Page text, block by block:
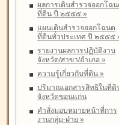
ผลการเดินสำรวจออกโฉน
ที่ดิน ปี ๒๕๕๕ »
แผนเดินสำรวจออกโฉนด
ที่ดินทั่วประเทศ ปี ๒๕๕๕
รายงานผลการปฏิบัติงาน
จังหวัด/สาขา/อำเภอ »
ความรู้เกี่ยวกับที่ดิน »
ปริมาณเอกสารสิทธิในที่ดิ
จังหวัดขอนแก่น
คำสั่งมอบหมายหน้าที่การ
งานกลุ่ม-ฝ่าย »